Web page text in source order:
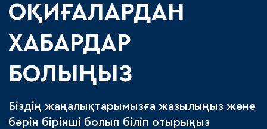
ОҚИҒАЛАРДАН
ХАБАРДАР
БОЛЫҢЫЗ
Біздің жаңалықтарымызға жазылыңыз және
бәрін бірінші болып біліп отырыңыз